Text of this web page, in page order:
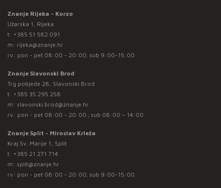
Znanje Rijeka - Korzo
Užarska 1, Rijeka
t: +385 51 582 091
m: rijeka@znanje.hr
rv: pon - pet 08:00 - 20:00; sub 9:00-15:00
Znanje Slavonski Brod
Trg pobjede 28, Slavonski Brod
t: +385 35 295 258
m: slavonski.brod@znanje.hr
rv: pon - pet 08:00 - 20:00 ; sub 08:00 – 14:00
Znanje Split - Miroslav Krleža
Kraj Sv. Marije 1, Split
t: +385 21 271 714
m: split@znanje.hr
rv: pon - pet 08:00 - 20:00; sub 9:00-15:00